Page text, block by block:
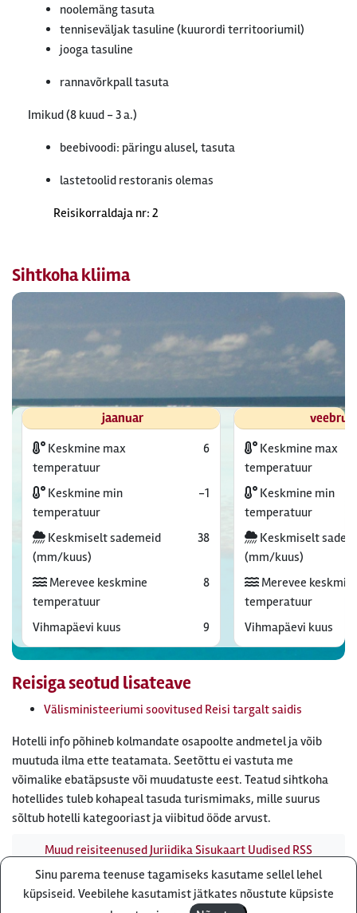
noolemäng tasuta
tenniseväljak tasuline (kuurordi territooriumil)
jooga tasuline
rannavõrkpall tasuta
Imikud (8 kuud - 3 a.)
beebivoodi: päringu alusel, tasuta
lastetoolid restoranis olemas
Reisikorraldaja nr: 2
Sihtkoha kliima
jaanuar
Keskmine max
temperatuur
6
Keskmine min
temperatuur
-1
Keskmiselt sademeid
(mm/kuus)
38
Merevee keskmine
temperatuur
8
Vihmapäevi kuus 9
Keskmine max
temperatuur
Keskmine min
temperatuur
Keskmiselt
(mm/kuus)
Merevee
temperatuur
Vihmapäevi kuus
Reisiga seotud lisateave
Välisministeeriumi soovitused Reisi targalt saidis
Hotelli info põhineb kolmandate osapoolte andmetel ja võib
muutuda ilma ette teatamata. Seetõttu ei vastuta me
võimalike ebatäpsuste või muudatuste eest. Teatud sihtkoha
hotellides tuleb kohapeal tasuda turismimaks, mille suurus
sõltub hotelli kategooriast ja viibitud ööde arvust.
Küsi pakkumist
Muud reisiteenusedJuriidikaSisukaart Uudised RSS
uudisvoogFirmastÄrikliendileOtsi infot meie saidist
Reisibüroo Reisiekspert, Roosikrantsi 8B Tallinn, Eesti - e-
Sinu parema teenuse tagamiseks kasutame sellel lehel
küpsiseid. Veebilehe kasutamist jätkates nõustute küpsiste